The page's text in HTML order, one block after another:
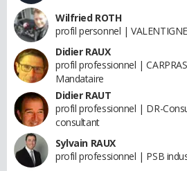
Wilfried ROTH
profil personnel |
Didier RAUX
profil professionnel |
Mandataire
Didier RAUT
profil professionnel | DR-
consultant
Sylvain RAUX
profil professionnel | PSB